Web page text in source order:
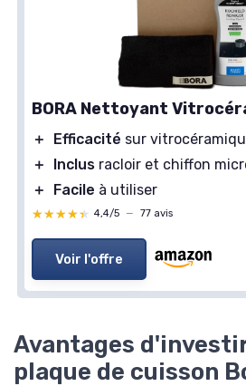
BORA Nettoyant
＋ Efficacité sur
＋
Inclus racloir et chiffon
＋
Facile à utiliser
★★★★★
★★★★★ 4,4/5 — 77 avis
Voir l'offre
Avantages
plaque de cuisson